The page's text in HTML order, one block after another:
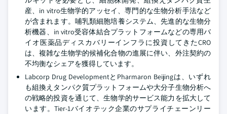
産、in vitro生物学的アッセイ、専門的な生物分析手法など
が含まれます。哺乳類細胞培養システム、先進的な生物分
析機器、in vitro受容体結合プラットフォームなどの専用バ
イオ医薬品ディスカバリーインフラに投資してきたCRO
は、複雑な生物学的候補化合物の進展に伴い、外注契約の
不均衡なシェアを獲得しています。
Labcorp Drug DevelopmentとPharmaron Beijingは、いずれ
も組換えタンパク質プラットフォームや大分子生物分析へ
の戦略的投資を通じて、生物学的サービス能力を拡大して
います。Tier-1バイオテック企業のサプライチェーンリー